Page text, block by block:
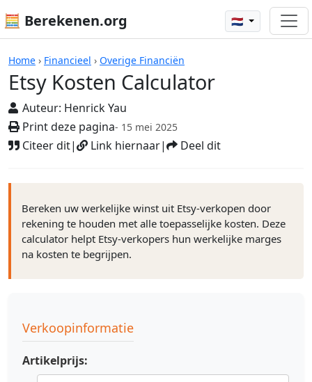
🧮 Berekenen.org 🇳🇱
Home › Financieel › Overige Financiën
Etsy Kosten Calculator
Auteur: Henrick Yau
Print deze pagina- 15 mei 2025
Citeer dit| Link hiernaar| Deel dit
Rekenmachines
Bereken uw werkelijke winst uit Etsy-verkopen door
rekening te houden met alle toepasselijke kosten. Deze
calculator helpt Etsy-verkopers hun werkelijke marges
na kosten te begrijpen.
Verkoopinformatie
Artikelprijs: